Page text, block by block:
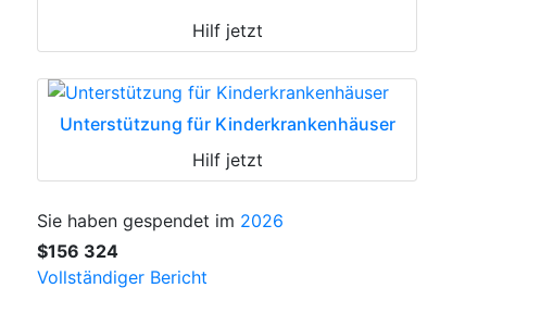
Hilf jetzt
Unterstützung für Kinderkrankenhäuser
Hilf jetzt
Sie haben gespendet im 2026
$156 324
Vollständiger Bericht